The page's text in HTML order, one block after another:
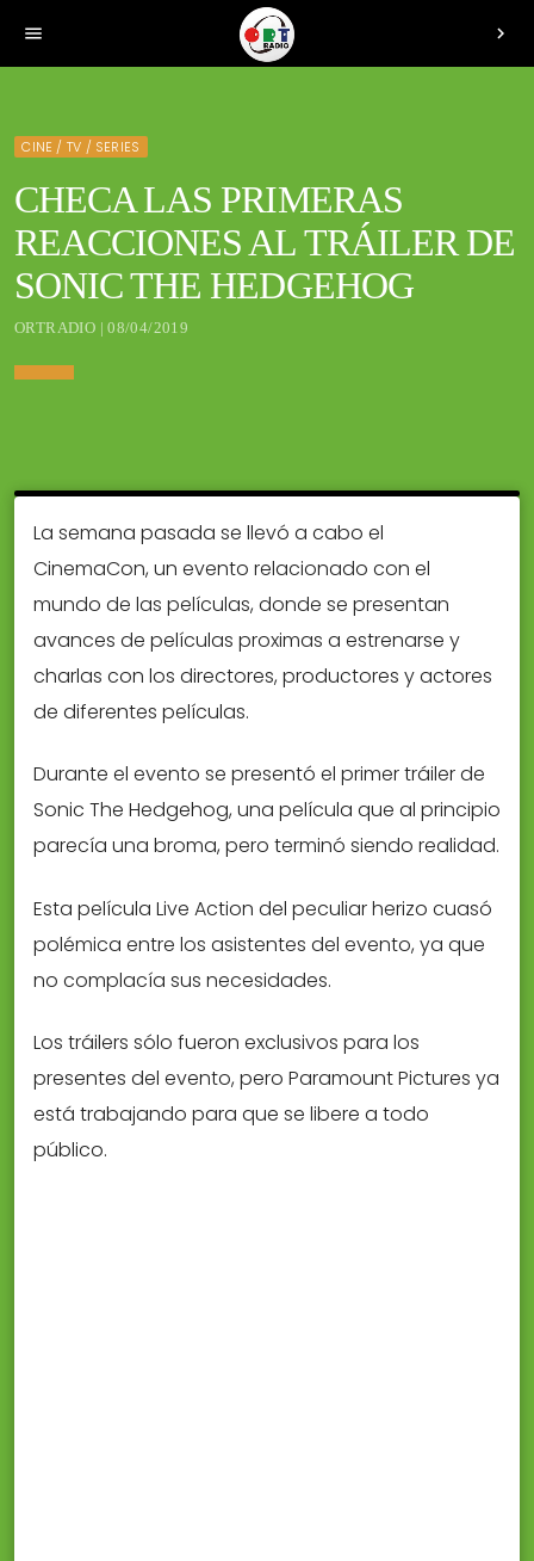
menu chevron_right
CINE / TV / SERIES
CHECA LAS PRIMERAS
REACCIONES AL TRÁILER DE
SONIC THE HEDGEHOG
ORTRADIO | 08/04/2019
La semana pasada se llevó a cabo el
CinemaCon, un evento relacionado con el
mundo de las películas, donde se presentan
avances de películas proximas a estrenarse y
charlas con los directores, productores y actores
de diferentes películas.
Durante el evento se presentó el primer tráiler de
Sonic The Hedgehog, una película que al principio
parecía una broma, pero terminó siendo realidad.
Esta película Live Action del peculiar herizo cuasó
polémica entre los asistentes del evento, ya que
no complacía sus necesidades.
Los tráilers sólo fueron exclusivos para los
presentes del evento, pero Paramount Pictures ya
está trabajando para que se libere a todo
público.